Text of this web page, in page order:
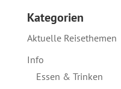
Kategorien
Aktuelle Reisethemen
Info
Essen & Trinken